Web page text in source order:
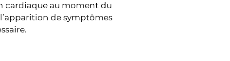
cardiaque au moment du
de symptômes